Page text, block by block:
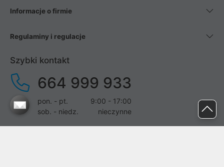
Informacje o firmie
Regulaminy i regulacje
Szybki kontakt
664 999 933
pon. - pt.
9:00 - 17:00
sob. - niedz.
nieczynne